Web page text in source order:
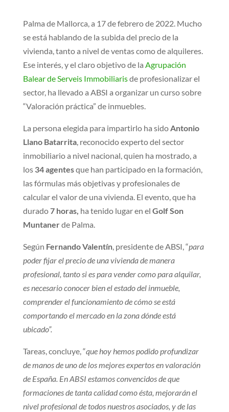
Palma de Mallorca, a 17 de febrero de 2022. Mucho
se está hablando de la subida del precio de la
vivienda, tanto a nivel de ventas como de alquileres.
Ese interés, y el claro objetivo de la Agrupación
Balear de Serveis Immobiliarisde profesionalizar el
sector, ha llevado a ABSI a organizar un curso sobre
“Valoración práctica” de inmuebles.
La persona elegida para impartirlo ha sidoAntonio
Llano Batarrita, reconocido experto del sector
inmobiliario a nivel nacional, quien ha mostrado, a
los 34 agentesque han participado en la formación,
las fórmulas más objetivas y profesionales de
calcular el valor de una vivienda. El evento, que ha
durado7 horas, ha tenido lugar en el Golf Son
Muntanerde Palma.
Según Fernando Valentín, presidente de ABSI, “para
poder fijar el precio de una vivienda de manera
profesional, tanto si es para vender como para alquilar,
es necesario conocer bien el estado del inmueble,
comprender el funcionamiento de cómo se está
comportando el mercado en la zona dónde está
ubicado”.
Tareas, concluye, “que hoy hemos podido profundizar
de manos de uno de los mejores expertos en valoración
de España. En ABSI estamos convencidos de que
formaciones de tanta calidad como ésta, mejorarán el
nivel profesional de todos nuestros asociados, y de las